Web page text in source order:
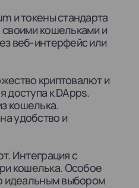
и токены стандарта
своими кошельками и
веб-интерфейс или
криптовалют и
доступа к DApps.
кошелька.
удобство и
Интеграция с
кошелька. Особое
идеальным выбором